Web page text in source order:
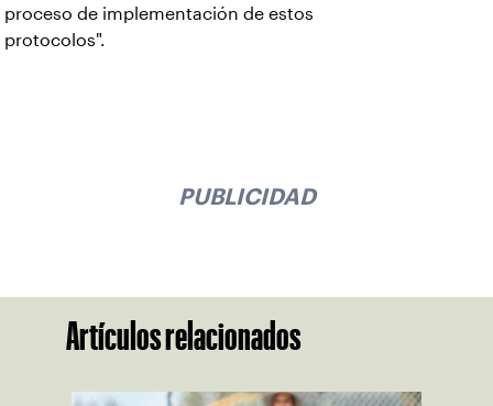
proceso de implementación de estos
protocolos".
PUBLICIDAD
Artículos relacionados